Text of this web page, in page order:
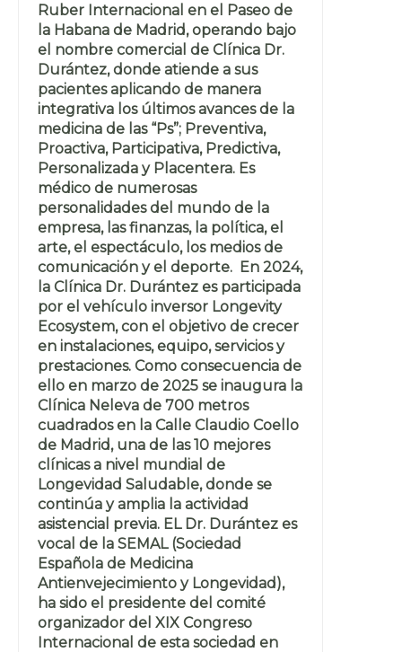
Ruber Internacional en el Paseo de
la Habana de Madrid, operando bajo
el nombre comercial de Clínica Dr.
Durántez, donde atiende a sus
pacientes aplicando de manera
integrativa los últimos avances de la
medicina de las “Ps”; Preventiva,
Proactiva, Participativa, Predictiva,
Personalizada y Placentera. Es
médico de numerosas
personalidades del mundo de la
empresa, las finanzas, la política, el
arte, el espectáculo, los medios de
comunicación y el deporte. En 2024,
la Clínica Dr. Durántez es participada
por el vehículo inversor Longevity
Ecosystem, con el objetivo de crecer
en instalaciones, equipo, servicios y
prestaciones. Como consecuencia de
ello en marzo de 2025 se inaugura la
Clínica Neleva de 700 metros
cuadrados en la Calle Claudio Coello
de Madrid, una de las 10 mejores
clínicas a nivel mundial de
Longevidad Saludable, donde se
continúa y amplia la actividad
asistencial previa. EL Dr. Durántez es
vocal de la SEMAL (Sociedad
Española de Medicina
Antienvejecimiento y Longevidad),
ha sido el presidente del comité
organizador del XIX Congreso
Internacional de esta sociedad en